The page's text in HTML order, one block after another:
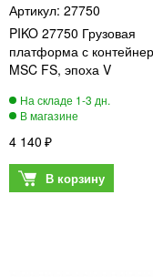
27750
PIKO 27750 Грузовая
платформа с
MSC FS, эпоха V
4 140